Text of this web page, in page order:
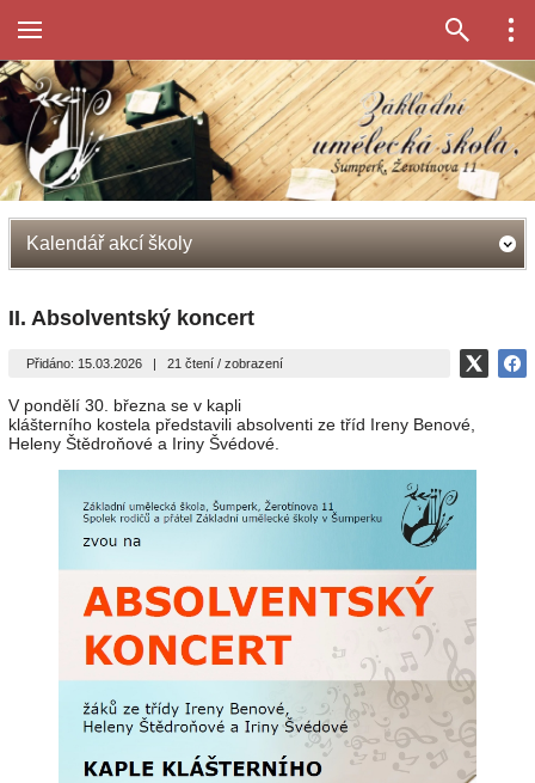
Kalendář akcí školy
II. Absolventský koncert
Přidáno: 15.03.2026 | 21 čtení / zobrazení
V pondělí 30. března se v kapli
klášterního kostela představili absolventi ze tříd Ireny Benové,
Heleny Štědroňové a Iriny Švédové.